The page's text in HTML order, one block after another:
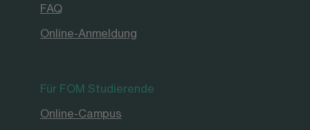
FAQ
Online-Anmeldung
Für FOM Studierende
Online-Campus